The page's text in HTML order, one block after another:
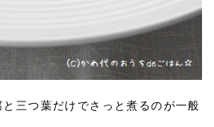
三つ葉だけでさっと煮るのが一般